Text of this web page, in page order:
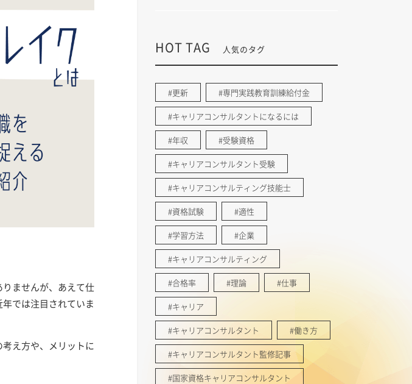
ませんが、あえて仕
では注目されていま
え方や、メリットに
HOT TAG 人気のタグ
#更新 #専門実践教育訓練給付金
#キャリアコンサルタントになるには
#年収 #受験資格
#キャリアコンサルタント受験
#キャリアコンサルティング技能士
#資格試験 #適性
#学習方法 #企業
#キャリアコンサルティング
#合格率 #理論 #仕事
#キャリア
#キャリアコンサルタント #働き方
#キャリアコンサルタント監修記事
#国家資格キャリアコンサルタント